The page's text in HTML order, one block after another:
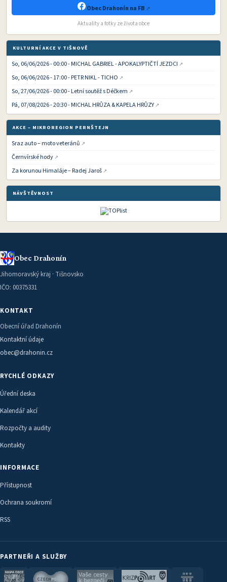
Obec Drahonín na FB
Aktuality a fotky ze života obce
KULTURNÍ AKCE V TIŠNOVĚ
So, 06/06/2026 - 00:00 - MICHAL GABRIEL - APOKALYPTIČTÍ JEZDCI
So, 06/06/2026 - 17:00 - PETR NIKL - TICHO
So, 27/06/2026 - 00:00 - Letní soutěž s Déčkem
Pá, 07/08/2026 - 20:30 - MICHAL HRŮZA & KAPELA HRŮZY
AKCE – MIKROREGION PERNŠTEJN
Sraz auto – moto veteránů
Černvírské hody
Za korunou Himaláje – Radej Jaroš
NÁVŠTĚVNOST
Obec Drahonín
Jihomoravský kraj · Tišnovsko
IČO: 00375331
KONTAKT
Obecní úřad Drahonín
Kontaktní údaje
obec@drahonin.cz
RYCHLÉ ODKAZY
Úřední deska
Kalendář akcí
Rozpočty a audity
Kontakty
INFORMACE
Přístupnost
Ochrana soukromí
RSS
PARTNEŘI A SLUŽBY